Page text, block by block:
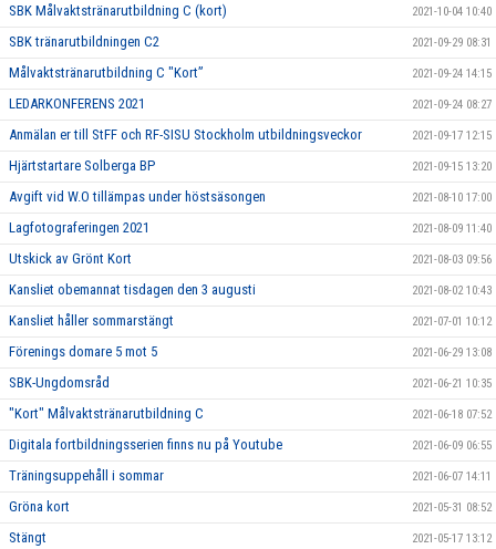
SBK Målvaktstränarutbildning C (kort) 2021-10-04 10:40
SBK tränarutbildningen C2 2021-09-29 08:31
Målvaktstränarutbildning C "Kort” 2021-09-24 14:15
LEDARKONFERENS 2021 2021-09-24 08:27
Anmälan er till StFF och RF-SISU Stockholm utbildningsveckor 2021-09-17 12:15
Hjärtstartare Solberga BP 2021-09-15 13:20
Avgift vid W.O tillämpas under höstsäsongen 2021-08-10 17:00
Lagfotograferingen 2021 2021-08-09 11:40
Utskick av Grönt Kort 2021-08-03 09:56
Kansliet obemannat tisdagen den 3 augusti 2021-08-02 10:43
Kansliet håller sommarstängt 2021-07-01 10:12
Förenings domare 5 mot 5 2021-06-29 13:08
SBK-Ungdomsråd 2021-06-21 10:35
"Kort" Målvaktstränarutbildning C 2021-06-18 07:52
Digitala fortbildningsserien finns nu på Youtube 2021-06-09 06:55
Träningsuppehåll i sommar 2021-06-07 14:11
Gröna kort 2021-05-31 08:52
Stängt 2021-05-17 13:12